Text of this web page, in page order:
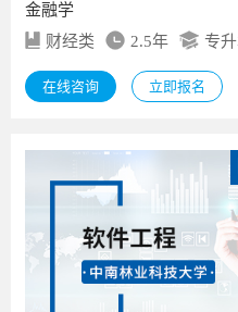
金融学
财经类
2.5年 专
在线咨询 立即报名